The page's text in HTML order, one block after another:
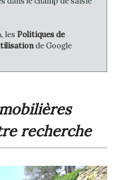
les Politiques de
de Google
recherche